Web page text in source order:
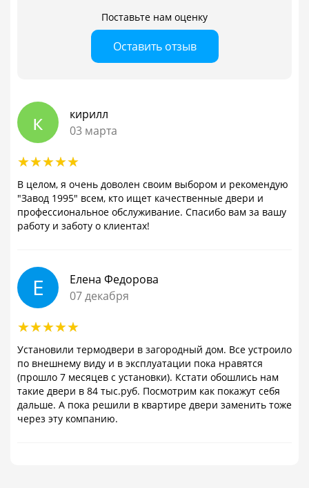
Поставьте нам оценку
Оставить отзыв
к
кирилл
03 марта
В целом, я очень доволен своим выбором и рекомендую
"Завод 1995" всем, кто ищет качественные двери и
профессиональное обслуживание. Спасибо вам за вашу
работу и заботу о клиентах!
Е
Елена Федорова
07 декабря
Установили термодвери в загородный дом. Все устроило
по внешнему виду и в эксплуатации пока нравятся
(прошло 7 месяцев с установки). Кстати обошлись нам
такие двери в 84 тыс.руб. Посмотрим как покажут себя
дальше. А пока решили в квартире двери заменить тоже
через эту компанию.